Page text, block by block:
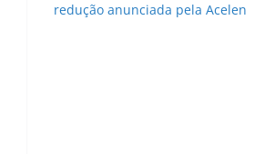
redução anunciada pela Acelen